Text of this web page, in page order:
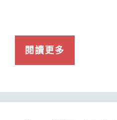
閱讀更多